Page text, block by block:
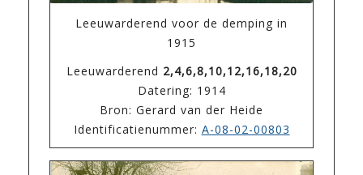
Leeuwarderend voor de demping in
1915
Leeuwarderend 2,4,6,8,10,12,16,18,20
Datering: 1914
Bron: Gerard van der Heide
Identificatienummer: A-08-02-00803